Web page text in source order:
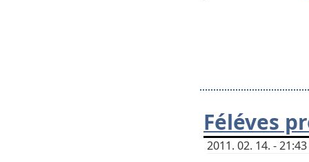
Féléves
2011. 02. 14. -